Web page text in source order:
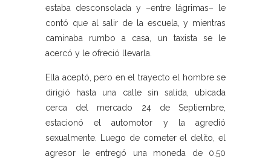
estaba desconsolada y –entre lágrimas– le
contó que al salir de la escuela, y mientras
caminaba rumbo a casa, un taxista se le
acercó y le ofreció llevarla.
Ella aceptó, pero en el trayecto el hombre se
dirigió hasta una calle sin salida, ubicada
cerca del mercado 24 de Septiembre,
estacionó el automotor y la agredió
sexualmente. Luego de cometer el delito, el
agresor le entregó una moneda de 0.50